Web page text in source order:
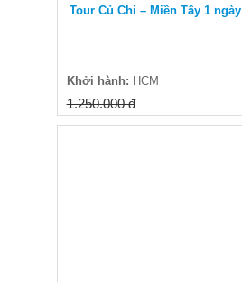
Tour Củ Chi – Miền Tây 1 ngày
Khởi hành: HCM
1.250.000 đ